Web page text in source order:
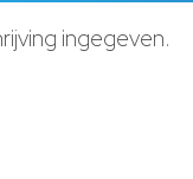
ingegeven.